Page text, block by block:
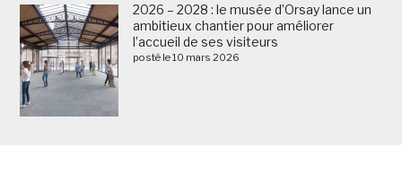
2026 – 2028 : le musée d’Orsay lance un
ambitieux chantier pour améliorer
l’accueil de ses visiteurs
posté le 10 mars 2026